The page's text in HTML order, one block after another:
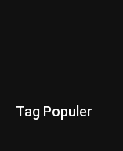
Tag Populer